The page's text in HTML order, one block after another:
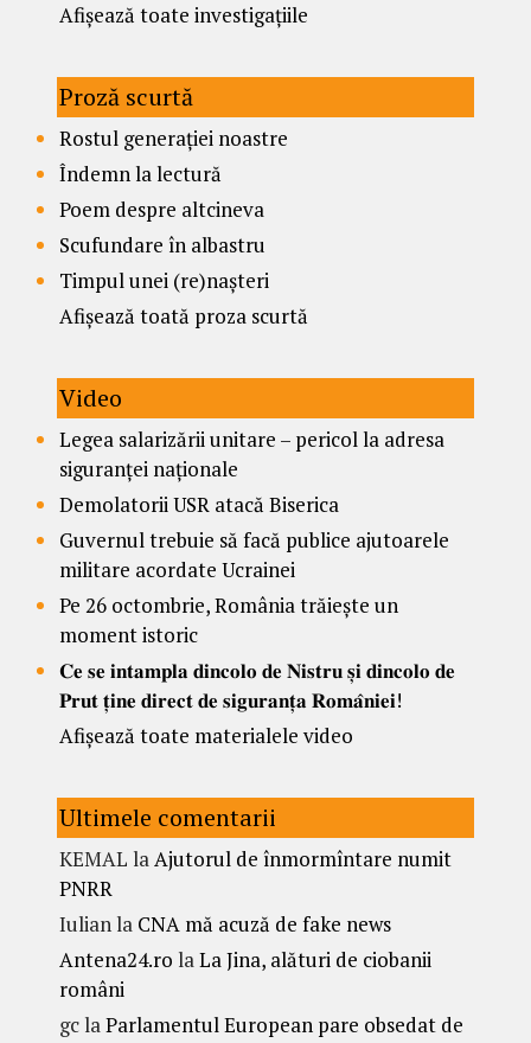
Afișează toate investigațiile
Proză scurtă
Rostul generației noastre
Îndemn la lectură
Poem despre altcineva
Scufundare în albastru
Timpul unei (re)nașteri
Afișează toată proza scurtă
Video
Legea salarizării unitare – pericol la adresa
siguranței naționale
Demolatorii USR atacă Biserica
Guvernul trebuie să facă publice ajutoarele
militare acordate Ucrainei
Pe 26 octombrie, România trăiește un
moment istoric
𝐂𝐞 𝐬𝐞 𝐢𝐧𝐭𝐚𝐦𝐩𝐥𝐚 𝐝𝐢𝐧𝐜𝐨𝐥𝐨 𝐝𝐞 𝐍𝐢𝐬𝐭𝐫𝐮 𝐬̦𝐢 𝐝𝐢𝐧𝐜𝐨𝐥𝐨 𝐝𝐞
𝐏𝐫𝐮𝐭 𝐭̦𝐢𝐧𝐞 𝐝𝐢𝐫𝐞𝐜𝐭 𝐝𝐞 𝐬𝐢𝐠𝐮𝐫𝐚𝐧𝐭̦𝐚 𝐑𝐨𝐦𝐚̂𝐧𝐢𝐞𝐢!
Afișează toate materialele video
Ultimele comentarii
KEMAL laAjutorul de înmormîntare numit
PNRR
Iulianla CNA mă acuză de fake news
Antena24.ro laLa Jina, alături de ciobanii
români
gclaParlamentul European pare obsedat de